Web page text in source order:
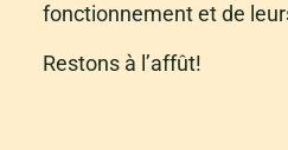
fonctionnement et de
Restons à l’affût!